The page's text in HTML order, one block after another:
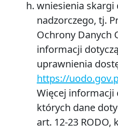
wniesienia skargi
nadzorczego, tj.
Ochrony Danych
informacji
uprawnienia
https://
Więcej informacji
których dane
art. 12-23